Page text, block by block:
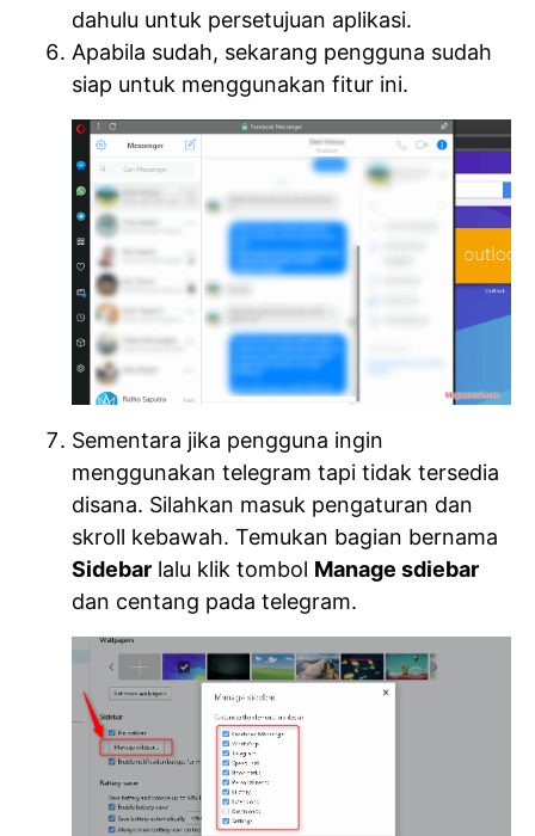
dahulu untuk persetujuan aplikasi.
Apabila sudah, sekarang pengguna sudah
siap untuk menggunakan fitur ini.
Sementara jika pengguna ingin
menggunakan telegram tapi tidak tersedia
disana. Silahkan masuk pengaturan dan
skroll kebawah. Temukan bagian bernama
Sidebar lalu klik tombol Manage sdiebar
dan centang pada telegram.